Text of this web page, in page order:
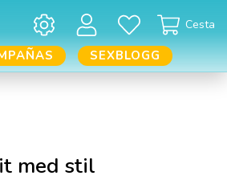
Cesta
SEXBLOGG
med stil